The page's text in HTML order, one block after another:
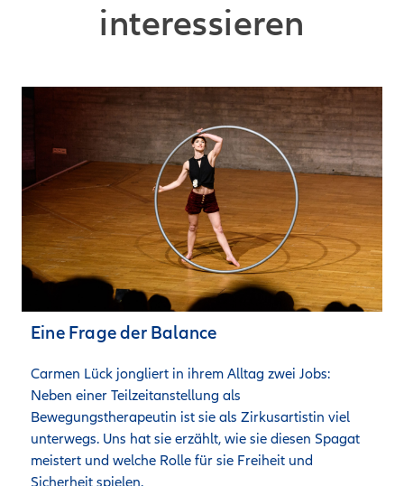
interessieren
Eine Frage der Balance
Carmen Lück jongliert in ihrem Alltag zwei Jobs:
Neben einer Teilzeitanstellung als
Bewegungstherapeutin ist sie als Zirkusartistin viel
unterwegs. Uns hat sie erzählt, wie sie diesen Spagat
meistert und welche Rolle für sie Freiheit und
Sicherheit spielen.